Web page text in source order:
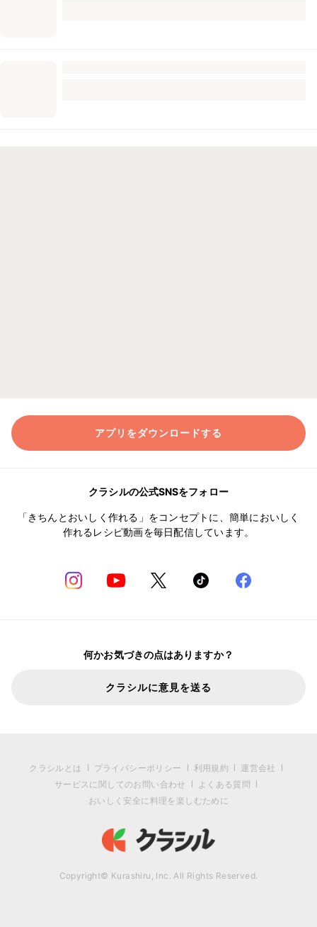
アプリをダウンロードする
クラシルの公式SNSをフォロー
「きちんとおいしく作れる」をコンセプトに、簡単においしく
作れるレシピ動画を毎日配信しています。
何かお気づきの点はありますか？
クラシルに意見を送る
クラシルとは プライバシーポリシー 利用規約
運営会社
サービスに関してのお問い合わせ
よくある質問
おいしく安全に料理を楽しむために
Copyright© Kurashiru, Inc. All Rights Reserved.